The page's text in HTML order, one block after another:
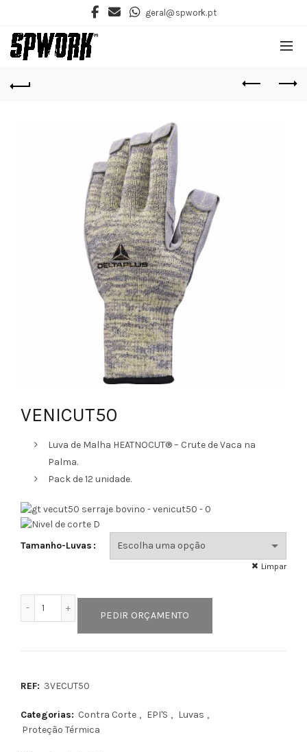
geral@spwork.pt
VENICUT50
Luva de Malha HEATNOCUT® – Crute de Vaca na
Palma.
Pack de 12 unidade.
Tamanho-Luvas
Limpar
Quantidade de VENICUT50
PEDIR ORÇAMENTO
REF: 3VECUT50
Categorias: Contra Corte , EPI'S , Luvas ,
Proteção Térmica